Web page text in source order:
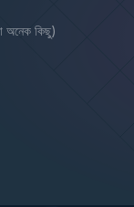
অনেক কিছু)